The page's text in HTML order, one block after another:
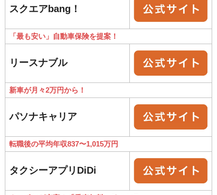
スクエアbang！
「最も安い」自動車保険を提案！
リースナブル
新車が月々2万円から！
パソナキャリア
転職後の平均年収837〜1,015万円
タクシーアプリDiDi